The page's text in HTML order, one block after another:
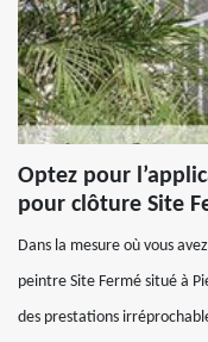
Optez pour
pour clôture Site
Dans la mesure où vous
peintre Site Fermé situé à
des prestations